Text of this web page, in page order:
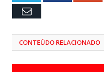
Email
CONTEÚDO RELACIONADO